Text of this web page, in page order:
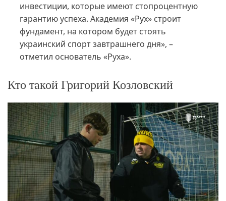
инвестиции, которые имеют стопроцентную
гарантию успеха. Академия «Рух» строит
фундамент, на котором будет стоять
украинский спорт завтрашнего дня», –
отметил основатель «Руха».
Кто такой Григорий Козловский